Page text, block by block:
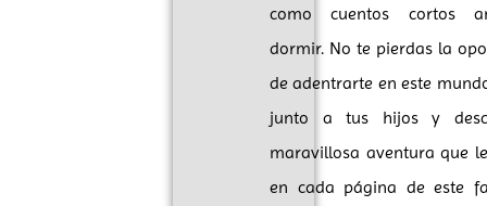
como cuentos cortos
dormir. No te pierdas la
de adentrarte en este
junto a tus hijos y
maravillosa aventura que
en cada página de este